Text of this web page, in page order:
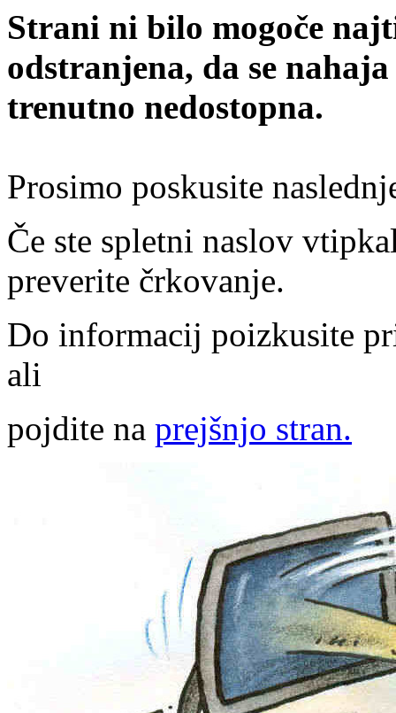
Strani ni bilo mogoče
odstranjena, da se
trenutno nedostopna.
Prosimo poskusite
Če ste spletni naslov
preverite črkovanje.
Do informacij poizkusite
ali
pojdite na prejšnjo stran.